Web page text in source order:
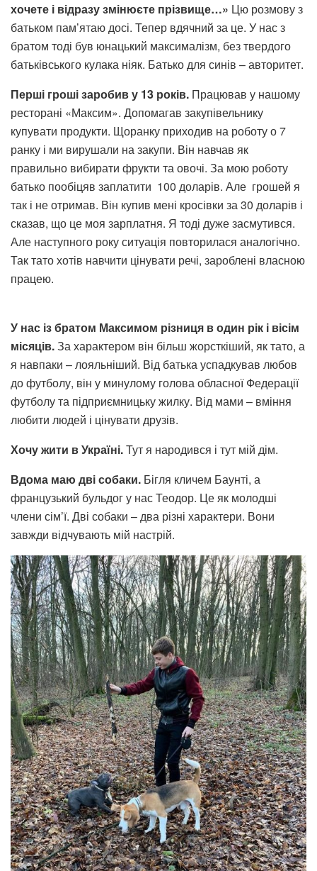
хочете і відразу змінюєте прізвище…» Цю розмову з
батьком пам’ятаю досі. Тепер вдячний за це. У нас з
братом тоді був юнацький максималізм, без твердого
батьківського кулака ніяк. Батько для синів – авторитет.
Перші гроші заробив у 13 років. Працював у нашому
ресторані «Максим». Допомагав закупівельнику
купувати продукти. Щоранку приходив на роботу о 7
ранку і ми вирушали на закупи. Він навчав як
правильно вибирати фрукти та овочі. За мою роботу
батько пообіцяв заплатити 100 доларів. Але грошей я
так і не отримав. Він купив мені кросівки за 30 доларів і
сказав, що це моя зарплатня. Я тоді дуже засмутився.
Але наступного року ситуація повторилася аналогічно.
Так тато хотів навчити цінувати речі, зароблені власною
працею.
У нас із братом Максимом різниця в один рік і вісім
місяців.За характером він більш жорсткіший, як тато, а
я навпаки – лояльніший. Від батька успадкував любов
до футболу, він у минулому голова обласної Федерації
футболу та підприємницьку жилку. Від мами – вміння
любити людей і цінувати друзів.
Хочу жити в Україні.Тут я народився і тут мій дім.
Вдома маю дві собаки. Бігля кличем Баунті, а
французький бульдог у нас Теодор. Це як молодші
члени сім’ї. Дві собаки – два різні характери. Вони
завжди відчувають мій настрій.